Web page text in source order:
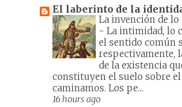
El laberinto de la
La invención de
- La intimidad, lo
el sentido común
respectivamente,
de la existencia
constituyen el suelo sobre el
caminamos. Los pe...
16 hours ago